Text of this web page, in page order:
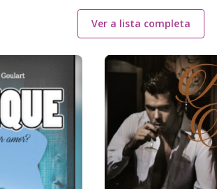
Ver a lista completa